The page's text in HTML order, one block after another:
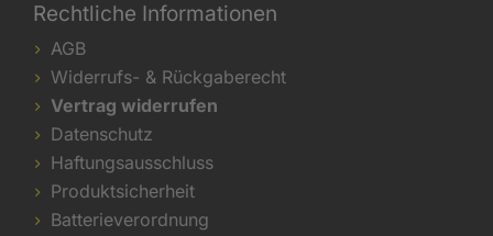
Rechtliche Informationen
AGB
Widerrufs- & Rückgaberecht
Vertrag widerrufen
Datenschutz
Haftungsausschluss
Produktsicherheit
Batterieverordnung